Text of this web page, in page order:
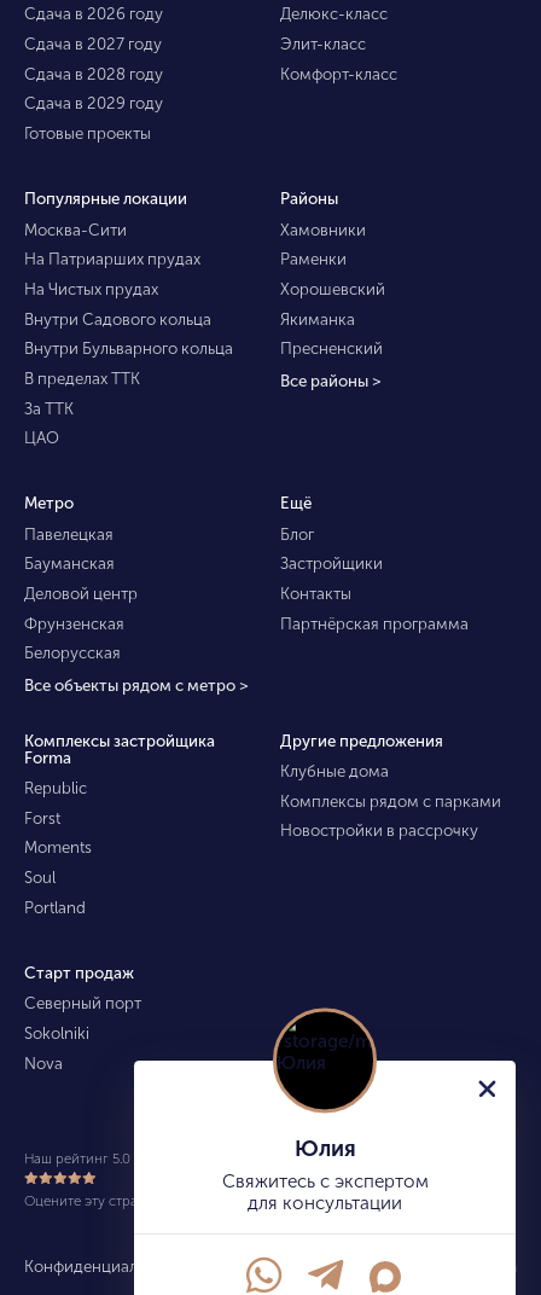
Сдача в 2026 году
Сдача в 2027 году
Сдача в 2028 году
Сдача в 2029 году
Готовые проекты
Делюкс-класс
Элит-класс
Комфорт-класс
Популярные локации
Москва-Сити
На Патриарших прудах
На Чистых прудах
Внутри Садового кольца
Внутри Бульварного кольца
В пределах ТТК
За ТТК
ЦАО
Районы
Хамовники
Раменки
Хорошевский
Якиманка
Пресненский
Все районы >
Метро
Павелецкая
Бауманская
Деловой центр
Фрунзенская
Белорусская
Все объекты рядом с метро >
Ещё
Блог
Застройщики
Контакты
Партнёрская программа
Комплексы застройщика
Forma
Republic
Forst
Moments
Soul
Portland
Другие предложения
Клубные дома
Комплексы рядом с парками
Новостройки в рассрочку
Старт продаж
Северный порт
Sokolniki
Nova
Конфиденциальность Карта сайта info@kupitekvartiru.com
Наш рейтинг 5.0 из 5 (490)
Оцените эту страницу
Юлия
Свяжитесь с экспертом
для консультации